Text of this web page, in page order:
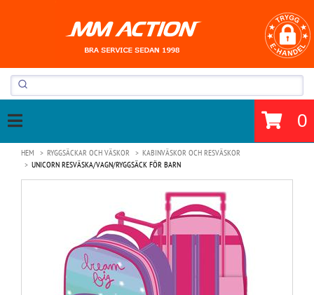
0
HEM RYGGSÄCKAR OCH VÄSKOR
KABINVÄSKOR OCH RESVÄSKOR
UNICORN RESVÄSKA/VAGN/RYGGSÄCK FÖR BARN